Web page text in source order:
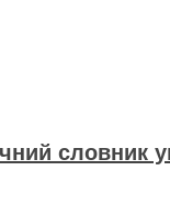
словник